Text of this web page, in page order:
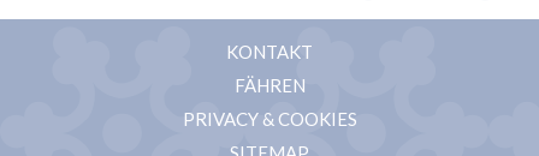
KONTAKT
FÄHREN
PRIVACY & COOKIES